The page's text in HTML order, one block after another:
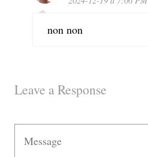
non non
Leave a Response